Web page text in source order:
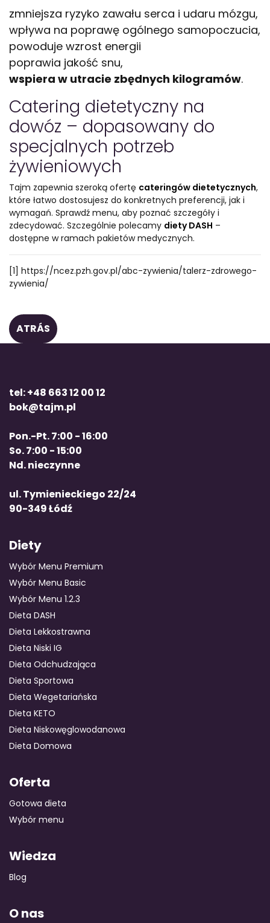
zmniejsza ryzyko zawału serca i udaru mózgu,
wpływa na poprawę ogólnego samopoczucia,
powoduje wzrost energii
poprawia jakość snu,
wspiera w utracie zbędnych kilogramów.
Catering dietetyczny na
dowóz – dopasowany do
specjalnych potrzeb
żywieniowych
Tajm zapewnia szeroką ofertę cateringów dietetycznych,
które łatwo dostosujesz do konkretnych preferencji, jak i
wymagań. Sprawdź menu, aby poznać szczegóły i
zdecydować. Szczególnie polecamy diety DASH –
dostępne w ramach pakietów medycznych.
[1] https://ncez.pzh.gov.pl/abc-zywienia/talerz-zdrowego-
zywienia/
ATRÁS
tel: +48 663 12 00 12
bok@tajm.pl
Pon.-Pt. 7:00 - 16:00
So. 7:00 - 15:00
Nd. nieczynne
ul. Tymienieckiego 22/24
90-349 Łódź
Diety
Wybór Menu Premium
Wybór Menu Basic
Wybór Menu 1.2.3
Dieta DASH
Dieta Lekkostrawna
Dieta Niski IG
Dieta Odchudzająca
Dieta Sportowa
Dieta Wegetariańska
Dieta KETO
Dieta Niskowęglowodanowa
Dieta Domowa
Oferta
Gotowa dieta
Wybór menu
Wiedza
Blog
O nas